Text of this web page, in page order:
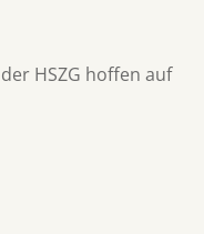
HSZG hoffen auf